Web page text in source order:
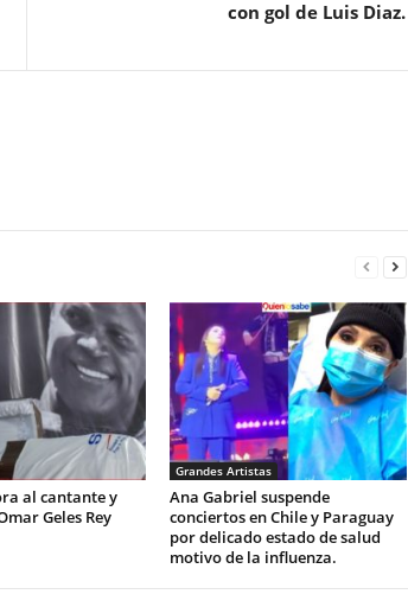
con gol de Luis Diaz.
al cantante y
Geles Rey
Grandes Artistas
Ana Gabriel suspende
conciertos en Chile y Paraguay
por delicado estado de salud
motivo de la influenza.